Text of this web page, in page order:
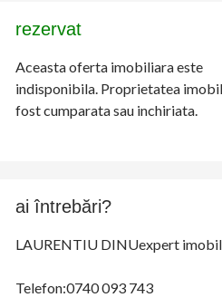
rezervat
Aceasta oferta imobiliara este
indisponibila. Proprietatea
fost cumparata sau inchiriata.
ai întrebări?
LAURENTIU DINUexpert
Telefon:0740 093 743